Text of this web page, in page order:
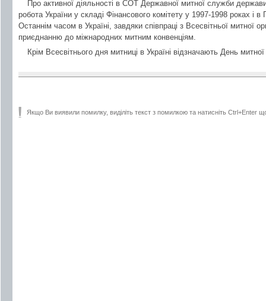
Про активної діяльності в СОТ Державної митної служби
робота України у складі Фінансового комітету у 1997-1998 роках і в
Останнім часом в Україні, завдяки співпраці з Всесвітньої митної
приєднанню до міжнародних митним конвенціям.
Крім Всесвітнього дня митниці в Україні відзначають День
Якщо Ви виявили помилку, виділіть текст з помилкою та натисніть Ctrl+Enter